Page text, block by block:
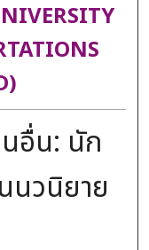
นอื่น: นัก
นวนิยาย